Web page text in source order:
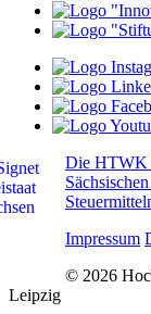
Die HTWK
Impressum
© 2026
Leipzig